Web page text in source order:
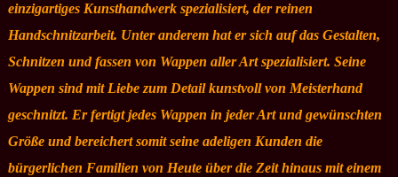
einzigartiges Kunsthandwerk spezialisiert, der reinen
Handschnitzarbeit. Unter anderem hat er sich auf das Gestalten,
Schnitzen und fassen von Wappen aller Art spezialisiert. Seine
Wappen sind mit Liebe zum Detail kunstvoll von Meisterhand
geschnitzt. Er fertigt jedes Wappen in jeder Art und gewünschten
Größe und bereichert somit seine adeligen Kunden die
bürgerlichen Familien von Heute über die Zeit hinaus mit einem